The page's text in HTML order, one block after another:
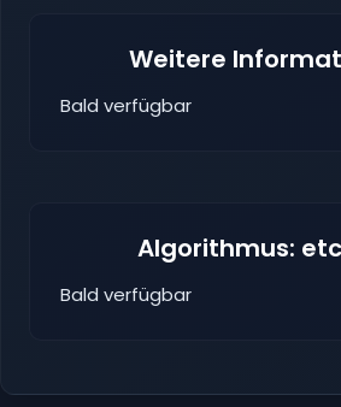
Weitere
Bald verfügbar
Algorithmus:
Bald verfügbar